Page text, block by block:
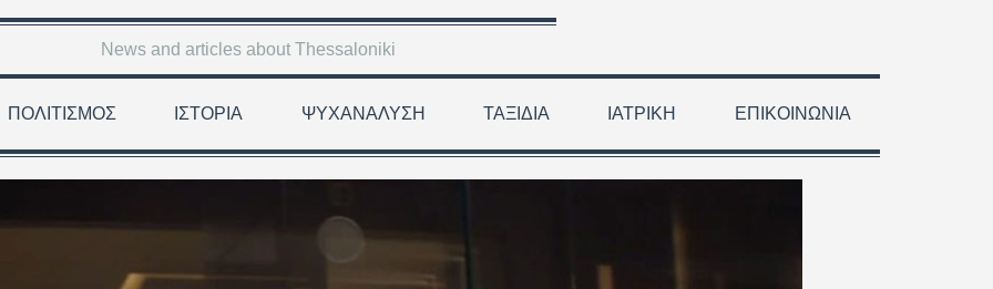
News and articles about Thessaloniki
ΠΟΛΙΤΙΣΜΌΣ ΙΣΤΟΡΊΑ ΨΥΧΑΝΆΛΥΣΗ ΤΑΞΊΔΙΑ ΙΑΤΡΙΚΉ ΕΠΙΚΟΙΝΩΝΊΑ